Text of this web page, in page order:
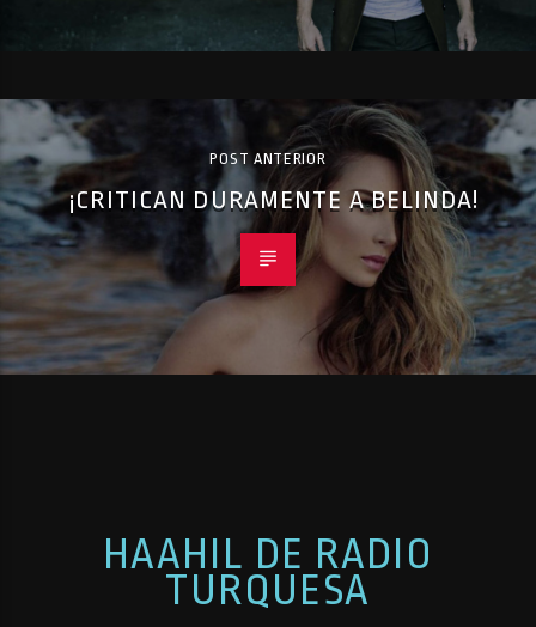
POST ANTERIOR
¡CRITICAN DURAMENTE A BELINDA!
HAAHIL DE RADIO
TURQUESA